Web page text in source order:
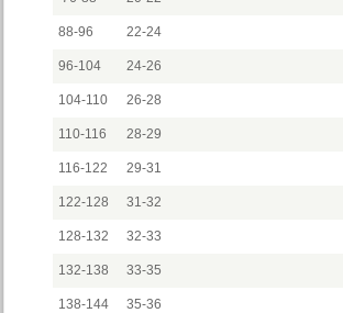
88-96 22-24
96-104 24-26
104-110 26-28
110-116 28-29
116-122 29-31
122-128 31-32
128-132 32-33
132-138 33-35
138-144 35-36